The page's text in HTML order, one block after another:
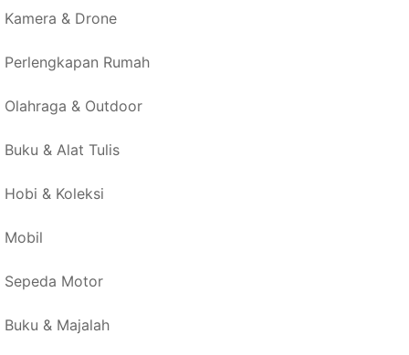
Kamera & Drone
Perlengkapan Rumah
Olahraga & Outdoor
Buku & Alat Tulis
Hobi & Koleksi
Mobil
Sepeda Motor
Buku & Majalah